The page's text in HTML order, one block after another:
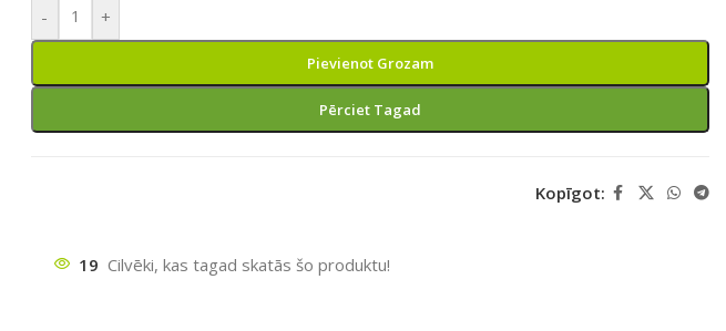
- +
Pievienot Grozam
Pērciet Tagad
Kopīgot:
19 Cilvēki, kas tagad skatās šo produktu!